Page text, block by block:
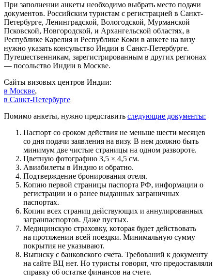
При заполнении анкеты необходимо выбрать место подачи
документов. Российским туристам с регистрацией в Санкт-
Петербурге, Ленинградской, Вологодской, Мурманской
Псковской, Новгородской, и Архангельской областях, в
Республике Карелия и Республике Коми в анкете на визу
нужно указать консульство Индии в Санкт-Петербурге.
Путешественникам, зарегистрированным в других регионах
— посольство Индии в Москве.
Сайты визовых центров Индии:
в Москве,
в Санкт-Петербурге
Помимо анкеты, нужно представить следующие документы:
Паспорт со сроком действия не меньше шести месяцев
со дня подачи заявления на визу. В нем должно быть
минимум две чистые страницы на одном развороте.
Цветную фотографию 3,5 × 4,5 см.
Авиабилеты в Индию и обратно.
Подтверждение бронирования отеля.
Копию первой страницы паспорта РФ, информации о
регистрации и о ранее выданных заграничных
паспортах.
Копии всех страниц действующих и аннулированных
загранпаспортов. Даже пустых.
Медицинскую страховку, которая будет действовать
на протяжении всей поездки. Минимальную сумму
покрытия не указывают.
Выписку с банковского счета. Требований к документу
на сайте ВЦ нет. Но туристы говорят, что предоставляли
справку об остатке финансов на счете.